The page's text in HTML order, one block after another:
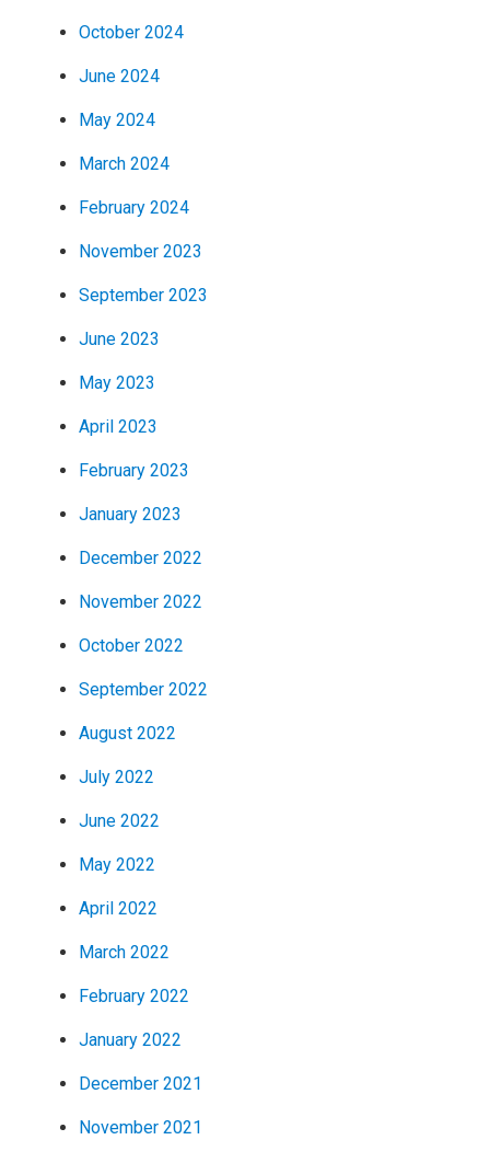
October 2024
June 2024
May 2024
March 2024
February 2024
November 2023
September 2023
June 2023
May 2023
April 2023
February 2023
January 2023
December 2022
November 2022
October 2022
September 2022
August 2022
July 2022
June 2022
May 2022
April 2022
March 2022
February 2022
January 2022
December 2021
November 2021